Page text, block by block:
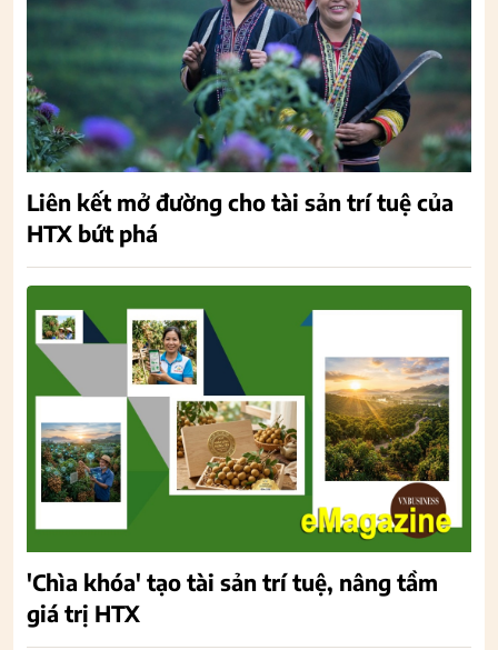
Liên kết mở đường cho tài sản trí tuệ của
HTX bứt phá
'Chìa khóa' tạo tài sản trí tuệ, nâng tầm
giá trị HTX